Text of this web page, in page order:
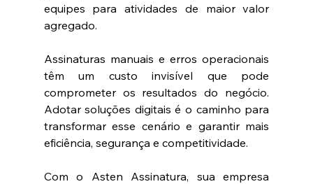
equipes para atividades de maior valor
agregado.
Assinaturas manuais e erros operacionais
têm um custo invisível que pode
comprometer os resultados do negócio.
Adotar soluções digitais é o caminho para
transformar esse cenário e garantir mais
eficiência, segurança e competitividade.
Com o Asten Assinatura, sua empresa